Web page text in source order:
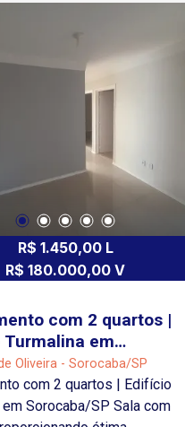
R$ 1.450,00 L
R$ 180.000,00 V
com 2 quartos |
em
SP
Oliveira - Sorocaba/SP
com 2 quartos | Edifício
Sorocaba/SP Sala com